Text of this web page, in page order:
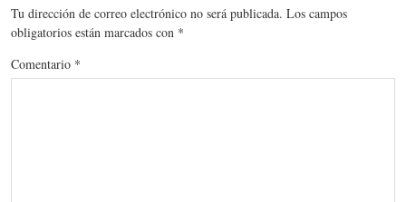
Tu dirección de correo electrónico no será publicada. Los campos
obligatorios están marcados con *
Comentario *